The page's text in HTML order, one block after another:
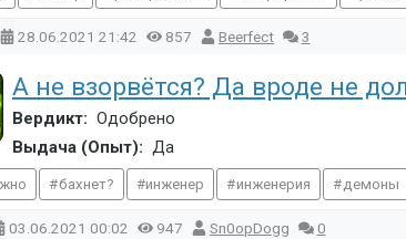
28.06.2021 21:42 857 Beerfect 3
А не взорвётся? Да вроде не
Вердикт: Одобрено
Выдача (Опыт): Да
бахнет? инженер инженерия демоны
03.06.2021 00:02 947 Sn0opDogg 0